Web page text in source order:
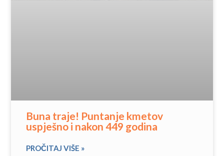
Buna traje! Puntanje kmetov
uspješno i nakon 449 godina
PROČITAJ VIŠE »